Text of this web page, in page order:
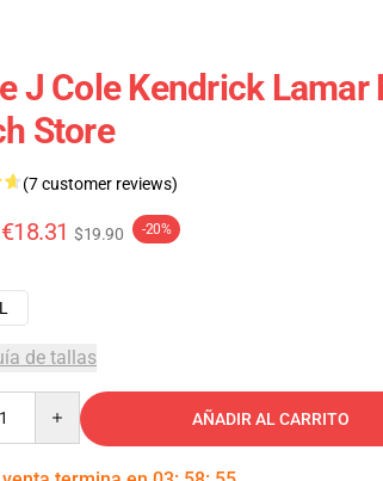
J Cole Kendrick
Store
(7 customer reviews)
€18.31 $19.90 -20%
L
de tallas
AÑADIR AL CARRITO